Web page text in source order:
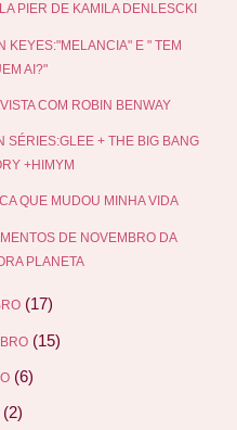
PIER DE KAMILA DENLESCKI
KEYES:"MELANCIA" E " TEM
AI?"
COM ROBIN BENWAY
SÉRIES:GLEE + THE BIG BANG
+HIMYM
QUE MUDOU MINHA VIDA
DE NOVEMBRO DA
PLANETA
(17)
(15)
(6)
(2)